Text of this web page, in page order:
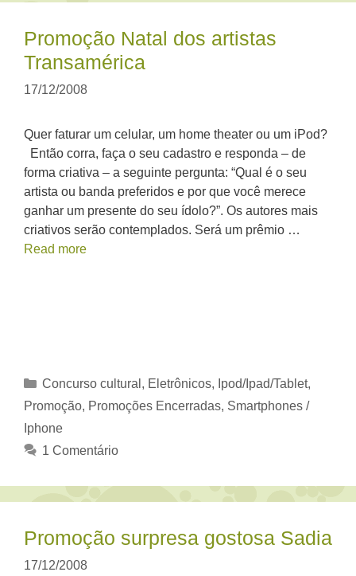
Promoção Natal dos artistas
Transamérica
17/12/2008
Quer faturar um celular, um home theater ou um iPod?
Então corra, faça o seu cadastro e responda – de
forma criativa – a seguinte pergunta: “Qual é o seu
artista ou banda preferidos e por que você merece
ganhar um presente do seu ídolo?”. Os autores mais
criativos serão contemplados. Será um prêmio …
Read more
Categorias
Concurso cultural , Eletrônicos, Ipod/Ipad/Tablet,
Promoção, Promoções Encerradas, Smartphones /
Iphone
1 Comentário
Promoção surpresa gostosa Sadia
17/12/2008